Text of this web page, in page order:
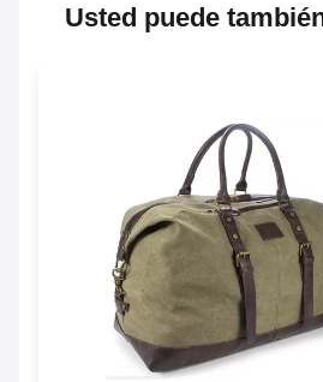
Usted puede